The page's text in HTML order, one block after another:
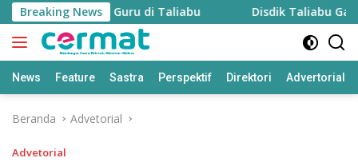
Langsung
ke
konten
Breaking News
Kinerja Guru di Taliabu Disdik Taliabu Gagas
News Feature Sastra Perspektif Direktori Advertorial
Beranda Advetorial
Advetorial